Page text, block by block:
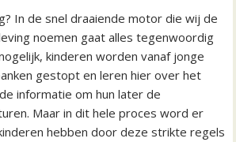
In de snel draaiende motor die wij de
noemen gaat alles tegenwoordig
kinderen worden vanaf jonge
gestopt en leren hier over het
informatie om hun later de
Maar in dit hele proces word er
hebben door deze strikte regels